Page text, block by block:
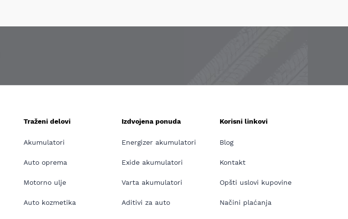
Traženi delovi
Akumulatori
Auto oprema
Motorno ulje
Auto kozmetika
Izdvojena ponuda
Energizer akumulatori
Exide akumulatori
Varta akumulatori
Aditivi za auto
Korisni linkovi
Blog
Kontakt
Opšti uslovi kupovine
Načini plaćanja